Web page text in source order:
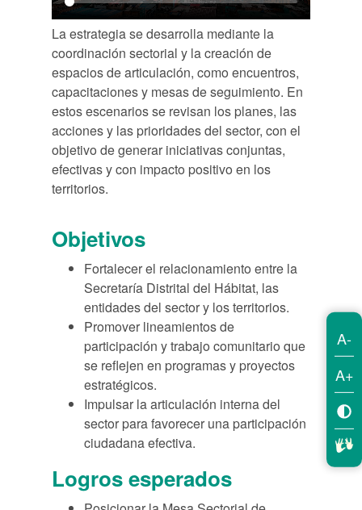
La estrategia se desarrolla mediante la
coordinación sectorial y la creación de
espacios de articulación, como encuentros,
capacitaciones y mesas de seguimiento. En
estos escenarios se revisan los planes, las
acciones y las prioridades del sector, con el
objetivo de generar iniciativas conjuntas,
efectivas y con impacto positivo en los
territorios.
Objetivos
Fortalecer el relacionamiento entre la
Secretaría Distrital del Hábitat, las
entidades del sector y los territorios.
Promover lineamientos de
participación y trabajo comunitario que
se reflejen en programas y proyectos
estratégicos.
Impulsar la articulación interna del
sector para favorecer una participación
ciudadana efectiva.
Logros esperados
A-
A+